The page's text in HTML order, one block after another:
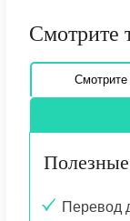
Смотрите
Смотрите
Перевод